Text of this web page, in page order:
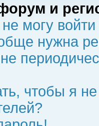
и
могу
нужна
чтобы я